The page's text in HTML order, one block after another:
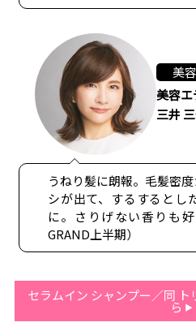
美
美容エ
三井
うねり髪に朗報。毛髪密
シが出て、するするとし
に。さりげない香りも
GRAND上半期）
セラムイン シャンプー／同
ら